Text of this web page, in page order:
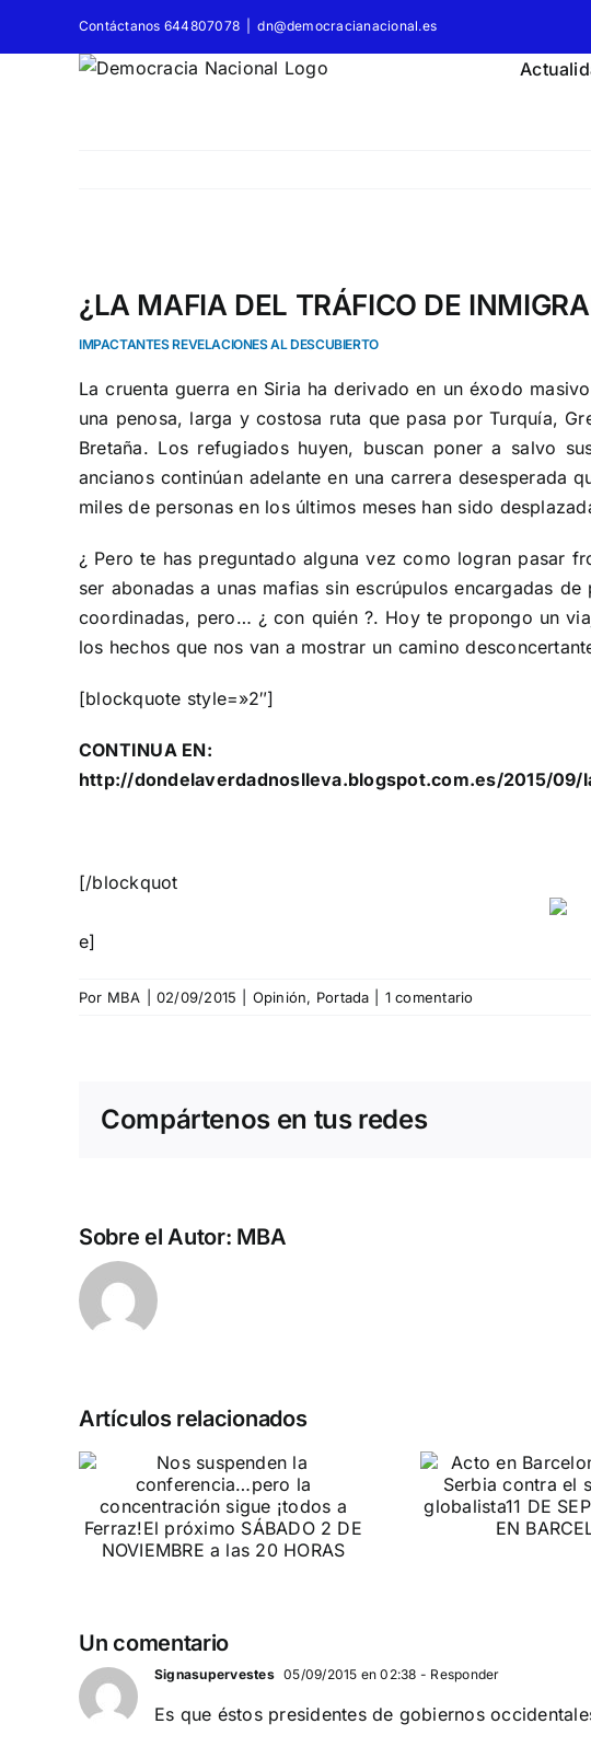
contenido
Contáctanos 644807078 dn@democracianacional.es
imagen
más
¿LA MAFIA DEL TRÁFICO DE
IMPACTANTES REVELACIONES AL DESCUBIERTO
La cruenta guerra en Siria ha derivado en un éxodo
una penosa, larga y costosa ruta que pasa por Turquía,
Bretaña. Los refugiados huyen, buscan poner a salvo
ancianos continúan adelante en una carrera desesperada
miles de personas en los últimos meses han sido
¿ Pero te has preguntado alguna vez como logran pasar
ser abonadas a unas mafias sin escrúpulos encargadas
coordinadas, pero… ¿ con quién ?. Hoy te propongo un
los hechos que nos van a mostrar un camino
[blockquote style=»2″]
CONTINUA EN:
http://dondelaverdadnoslleva.blogspot.com.es/2015/
[/blockquot
e]
Por MBA 02/09/2015 Opinión, Portada 1 comentario
Compártenos en tus redes
Sobre el Autor: MBA
Artículos relacionados
España y Serbia
contra el
separatismo
globalista
contra
Un comentario
Signasupervestes 05/09/2015 en 02:38 - Responder
Es que éstos presidentes de gobiernos